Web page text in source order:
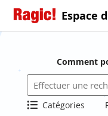
Espace
Comment
Catégories